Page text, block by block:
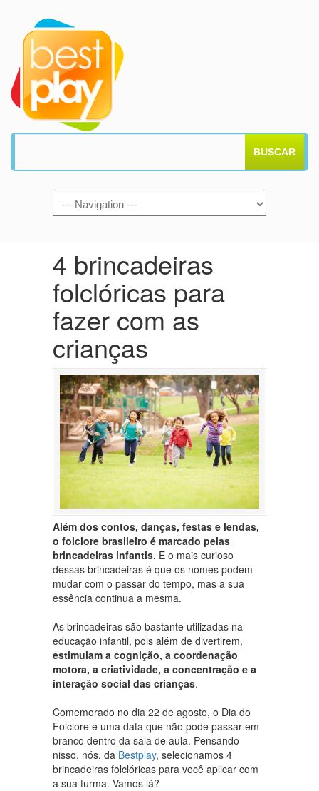
BUSCAR
4 brincadeiras
folclóricas para
fazer com as
crianças
Além dos contos, danças, festas e lendas,
o folclore brasileiro é marcado pelas
brincadeiras infantis. E o mais curioso
dessas brincadeiras é que os nomes podem
mudar com o passar do tempo, mas a sua
essência continua a mesma.
As brincadeiras são bastante utilizadas na
educação infantil, pois além de divertirem,
estimulam a cognição, a coordenação
motora, a criatividade, a concentração e a
interação social das crianças.
Comemorado no dia 22 de agosto, o Dia do
Folclore é uma data que não pode passar em
branco dentro da sala de aula. Pensando
nisso, nós, da Bestplay, selecionamos 4
brincadeiras folclóricas para você aplicar com
a sua turma. Vamos lá?